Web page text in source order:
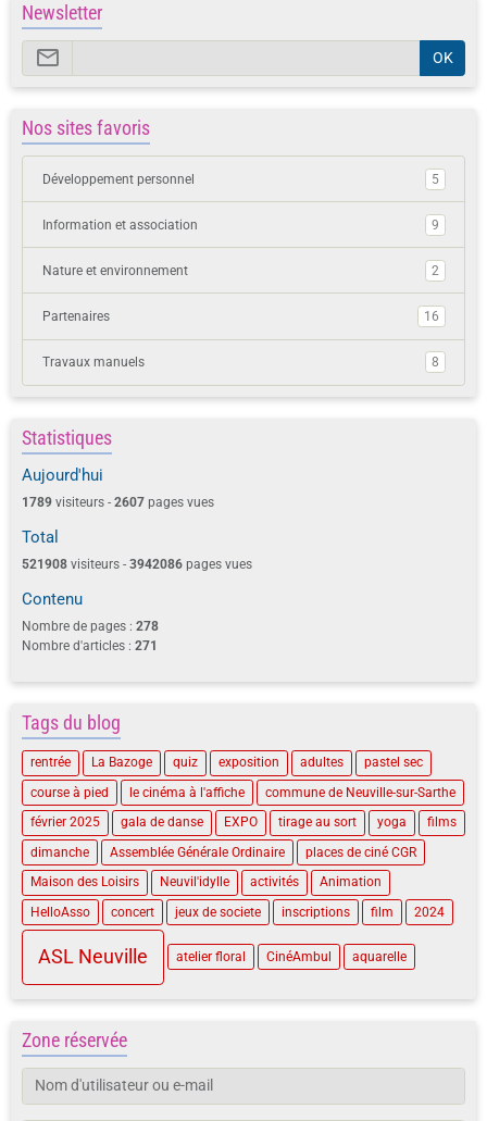
Newsletter
OK
Nos sites favoris
Développement personnel 5
Information et association 9
Nature et environnement 2
Partenaires 16
Travaux manuels 8
Statistiques
Aujourd'hui
1789 visiteurs - 2607 pages vues
Total
521908 visiteurs - 3942086 pages vues
Contenu
Nombre de pages : 278
Nombre d'articles : 271
Tags du blog
rentrée La Bazoge quiz exposition adultes
pastel sec
course à pied
le cinéma à l'affiche
commune de Neuville-sur-Sarthe
février 2025
gala de danse EXPO tirage au sort yoga
films
dimanche
Assemblée Générale Ordinaire
places de ciné CGR
Maison des Loisirs
Neuvil'idylle activités
Animation
HelloAsso
concert jeux de societe inscriptions film 2024
ASL Neuville atelier floral CinéAmbul aquarelle
Zone réservée